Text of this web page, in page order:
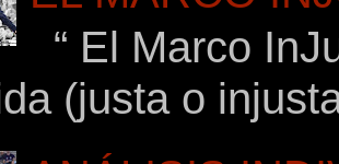
“ El Marco
(justa o